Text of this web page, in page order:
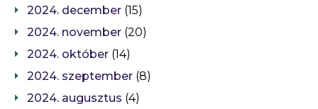
2024. december (15)
2024. november (20)
2024. október (14)
2024. szeptember (8)
2024. augusztus (4)